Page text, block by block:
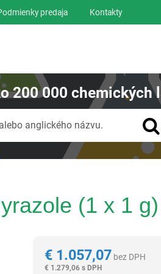
(1 x 1 g)
€1.057,07 bez DPH
€ 1.279,06 s DPH
predaja Kontakty
200 000 chemických
anglického názvu.